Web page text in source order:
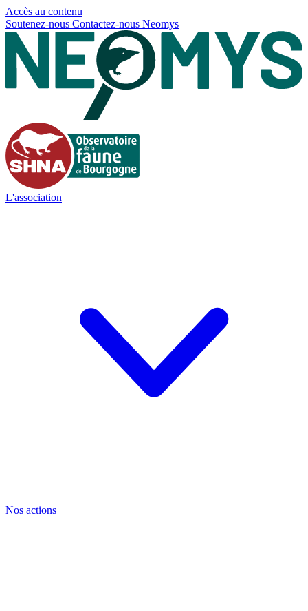
Accès au contenu
Soutenez-nous Contactez-nous Neomys
L'association
Nos actions
Panneau de gestion des cookies